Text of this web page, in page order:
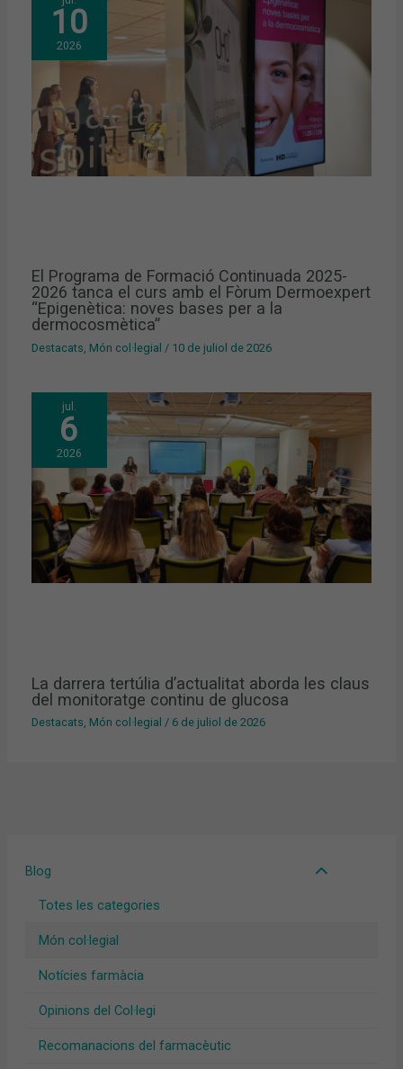
Blog
Totes les categories
Món col·legial
Notícies farmàcia
Opinions del Col·legi
Recomanacions del farmacèutic
10
2026
El Programa de Formació Continuada 2025-
2026 tanca el curs amb el Fòrum Dermoexpert
“Epigenètica: noves bases per a la
dermocosmètica”
Destacats Món col·legial / 10 de juliol de 2026
jul.
6
2026
La darrera tertúlia d’actualitat aborda les claus
del monitoratge continu de glucosa
Destacats, Món col·legial / 6 de juliol de 2026